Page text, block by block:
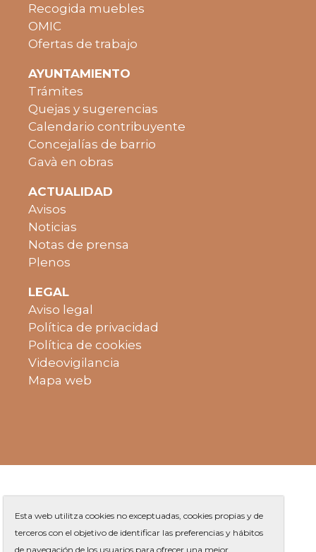
Recogida muebles
OMIC
Ofertas de trabajo
AYUNTAMIENTO
Trámites
Quejas y sugerencias
Calendario contribuyente
Concejalías de barrio
Gavà en obras
ACTUALIDAD
Avisos
Noticias
Notas de prensa
Plenos
LEGAL
Aviso legal
Política de privacidad
Política de cookies
Videovigilancia
Mapa web
Esta web utilitza cookies no exceptuadas, cookies propias y de
terceros con el objetivo de identificar las preferencias y hábitos
de navegación de los usuarios para ofrecer una mejor